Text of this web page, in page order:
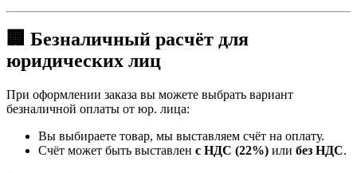
🏢 Безналичный расчёт для
юридических лиц
При оформлении заказа вы можете выбрать вариант
безналичной оплаты от юр. лица:
Вы выбираете товар, мы выставляем счёт на оплату.
Счёт может быть выставлен с НДС (22%) или без НДС.